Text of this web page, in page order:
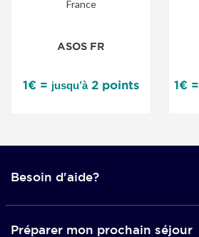
ASOS FR
1€ = jusqu’à2 points 1€ =
Besoin d'aide?
Préparer mon prochain séjour